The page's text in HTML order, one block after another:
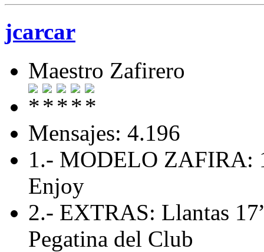
jcarcar
Maestro Zafirero
Mensajes: 4.196
1.- MODELO ZAFIRA:
Enjoy
2.- EXTRAS: Llantas
Pegatina del Club